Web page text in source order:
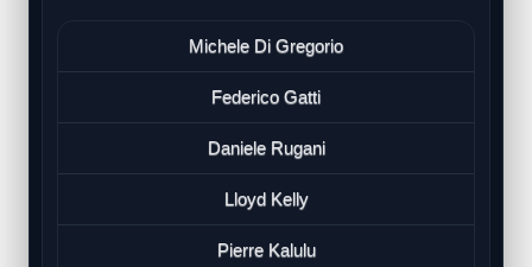
Michele Di Gregorio
Federico Gatti
Daniele Rugani
Lloyd Kelly
Pierre Kalulu